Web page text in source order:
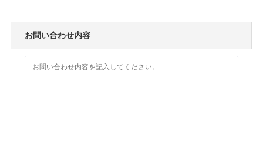
お問い合わせ内容